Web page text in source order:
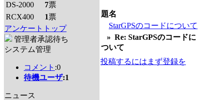
DS-2000
7票
RCX400
1票
アンケートトップ
管理者承認待ち
システム管理
コメント :0
待機ユーザ:1
ニュース
題名
StarGPSのコードについて
» Re: StarGPSのコードに
ついて
投稿するにはまず登録を